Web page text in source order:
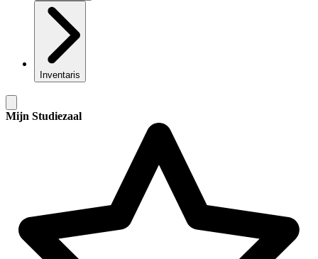
Inventaris
Mijn Studiezaal